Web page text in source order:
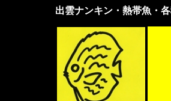
出雲ナンキン・熱帯魚・